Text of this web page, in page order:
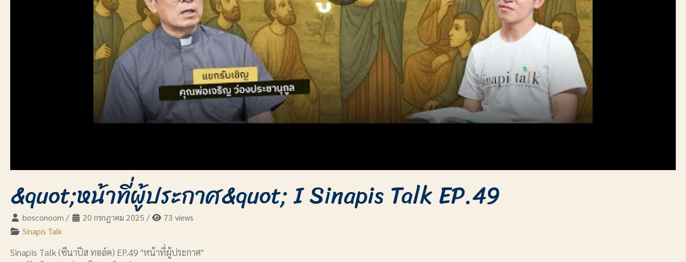
&quot;หน้าที่ผู้ประกาศ&quot; I Sinapis Talk EP.49
bosconoom / 20 กรกฎาคม 2025 /
73 views
Sinapis Talk
Sinapis Talk (ซีนาปีส ทอล์ค) EP.49 "หน้าที่ผู้ประกาศ"